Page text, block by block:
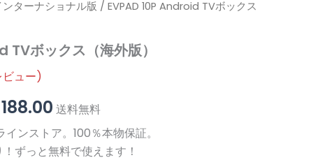
ンターナショナル版 / EVPAD 10P Android TVボックス
TVボックス（海外版）
ュー)
188.00
現
在
の
格
は
送料無料
ンストア。100％本物保証。
ずっと無料で使えます！